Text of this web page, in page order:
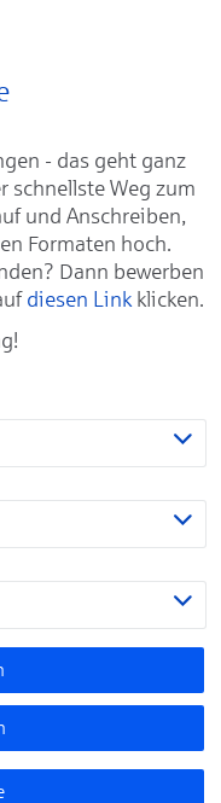
- das geht ganz
schnellste Weg zum
und Anschreiben,
Formaten hoch.
Dann bewerben
diesen Linkklicken.